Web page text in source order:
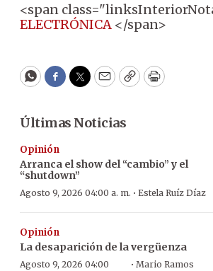
<span
ELECTRÓNICA </span>
WhatsApp
Facebook
Twitter
EmailCopyPrint
Últimas Noticias
Opinión
Arranca el show del “cambio” y el
“shutdown”
Agosto 9, 2026 04:00 a. m. · Estela Ruíz Díaz
Opinión
La desaparición de la vergüenza
Agosto 9, 2026 04:00
· Mario Ramos